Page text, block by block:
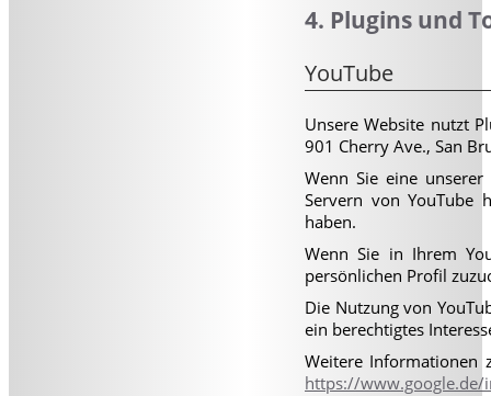
4. Plugins und
YouTube
Unsere Website nutzt
901 Cherry Ave., San
Wenn Sie eine
Servern von YouTube
haben.
Wenn Sie in Ihrem
persönlichen Profil
Die Nutzung von
ein berechtigtes
Weitere Informationen
https://